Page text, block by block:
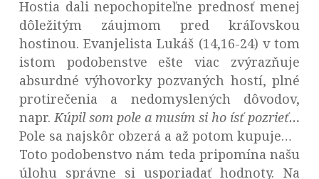
Hostia dali nepochopiteľne prednosť menej
dôležitým záujmom pred kráľovskou
hostinou. Evanjelista Lukáš (14,16-24) v tom
istom podobenstve ešte viac zvýrazňuje
absurdné výhovorky pozvaných hostí, plné
protirečenia a nedomyslených dôvodov,
napr.Kúpil som pole a musím si ho ísť pozrieť…
Pole sa najskôr obzerá a až potom kupuje…
Toto podobenstvo nám teda pripomína našu
úlohu správne si usporiadať hodnoty. Na